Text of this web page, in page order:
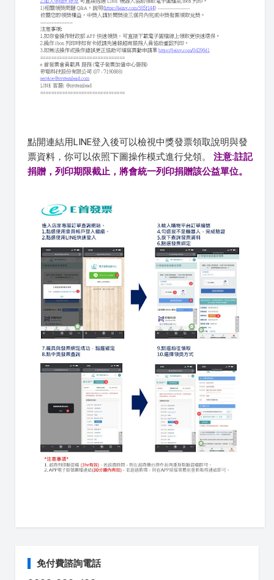
點開連結用LINE登入後可以檢視中獎發票領取說明與發
票資料，你可以依照下圖操作模式進行兌領。
注意:註記
捐贈，列印期限截止，將會統一列印捐贈該公益單位。
免付費諮詢電話